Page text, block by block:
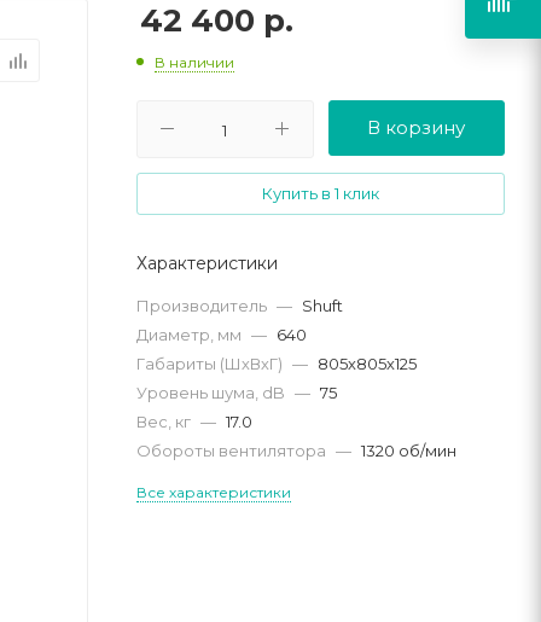
42 400 р.
В наличии
В корзину
Купить в 1 клик
Характеристики
Производитель — Shuft
Диаметр, мм — 640
Габариты (ШхВхГ) — 805х805х125
Уровень шума, dB — 75
Вес, кг — 17.0
Обороты вентилятора — 1320 об/мин
Все характеристики